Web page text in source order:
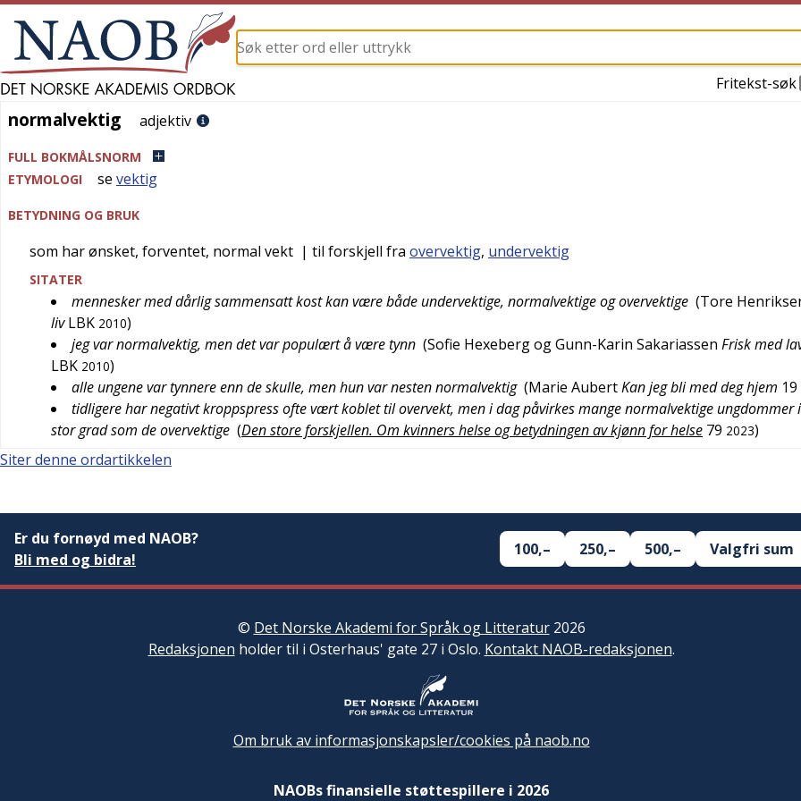
Fritekst-søk
normalvektig
normalvektig adjektiv
FULL BOKMÅLSNORM
ETYMOLOGI
se vektig
BETYDNING OG BRUK
som har ønsket, forventet, normal vekt | til forskjell fra overvektig, undervektig
SITATER
mennesker med dårlig sammensatt kost kan være både undervektige, normalvektige og overvektige (Tore
liv LBK 2010)
jeg var normalvektig, men det var populært å være tynn (Sofie Hexeberg og Gunn-Karin Sakariassen Frisk med
LBK 2010)
alle ungene var tynnere enn de skulle, men hun var nesten normalvektig (Marie AubertKan jeg bli med deg hjem 19
tidligere har negativt kroppspress ofte vært koblet til overvekt, men i dag påvirkes mange normalvektige ungdommer
stor grad som de overvektige (Den store forskjellen. Om kvinners helse og betydningen av kjønn for helse 79 2023)
Siter denne ordartikkelen
Er du fornøyd med NAOB?
Bli med og bidra!
100,– 250,– 500,– Valgfri sum
© Det Norske Akademi for Språk og Litteratur2026
Redaksjonen holder til i Osterhaus' gate 27 i Oslo. Kontakt NAOB-redaksjonen.
Om bruk av informasjonskapsler/cookies på naob.no
NAOBs finansielle støttespillere i 2026